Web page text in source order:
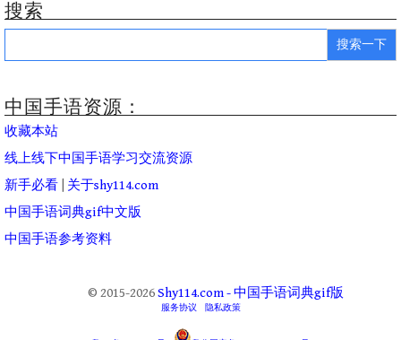
搜索
Search
中国手语资源：
收藏本站
线上线下中国手语学习交流资源
新手必看
关于shy114.com
中国手语词典gif中文版
中国手语参考资料
© 2015-2026Shy114.com - 中国手语词典gif版
服务协议 隐私政策